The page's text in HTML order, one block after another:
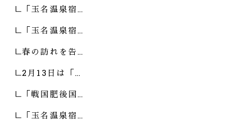
「玉名温泉宿…
「玉名温泉宿…
春の訪れを告…
2月13日は「…
「戦国肥後国…
「玉名温泉宿…